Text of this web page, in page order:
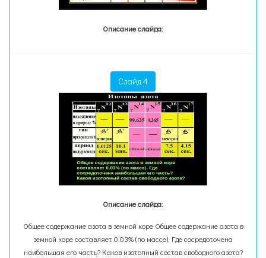
Описание слайда:
Слайд 4
Описание слайда:
Общее содержание азота в земной коре Общее содержание азота в
земной коре составляет 0.03% (по массе). Где сосредоточена
наибольшая его часть? Каков изотопный состав свободного азота?